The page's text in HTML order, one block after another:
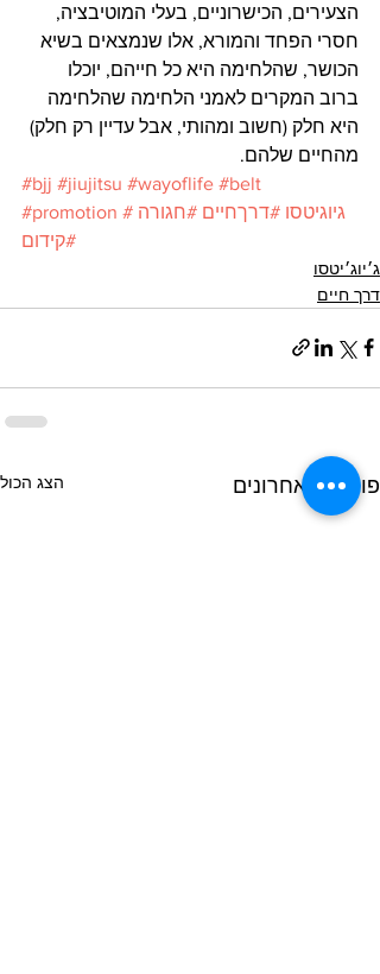
הצעירים, הכישרוניים, בעלי המוטיבציה,
חסרי הפחד והמורא, אלו שנמצאים בשיא
הכושר, שהלחימה היא כל חייהם, יוכלו
ברוב המקרים לאמני הלחימה שהלחימה
היא חלק (חשוב ומהותי, אבל עדיין רק חלק)
מהחיים שלהם.
#bjj #jiujitsu #wayoflife #belt
#promotion
#גיוגיטסו #דרךחיים #חגורה
#קידום
ג׳יוג׳יטסו
דרך חיים
פוסטים אחרונים הצג הכול